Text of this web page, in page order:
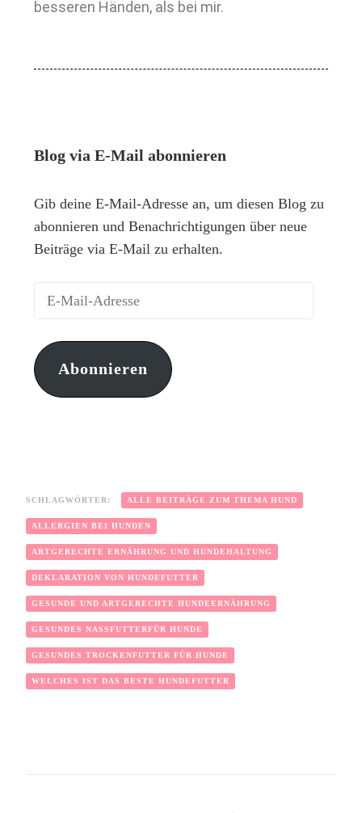
besseren Händen, als bei mir.
Blog via E-Mail abonnieren
Gib deine E-Mail-Adresse an, um diesen Blog zu
abonnieren und Benachrichtigungen über neue
Beiträge via E-Mail zu erhalten.
Abonnieren
SCHLAGWÖRTER: ALLE BEITRÄGE ZUM THEMA HUND
ALLERGIEN BEI HUNDEN
ARTGERECHTE ERNÄHRUNG UND HUNDEHALTUNG
DEKLARATION VON HUNDEFUTTER
GESUNDE UND ARTGERECHTE HUNDEERNÄHRUNG
GESUNDES NASSFUTTERFÜR HUNDE
GESUNDES TROCKENFUTTER FÜR HUNDE
WELCHES IST DAS BESTE HUNDEFUTTER